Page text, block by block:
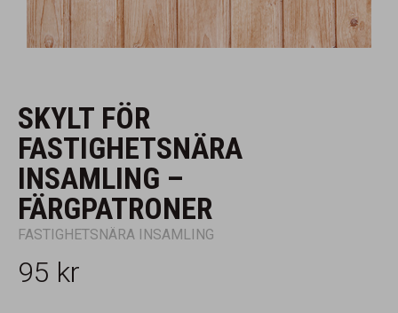
SKYLT FÖR
FASTIGHETSNÄRA
INSAMLING –
FÄRGPATRONER
FASTIGHETSNÄRA INSAMLING
95 kr